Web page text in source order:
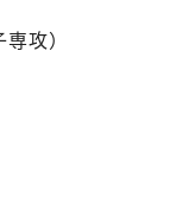
攻）